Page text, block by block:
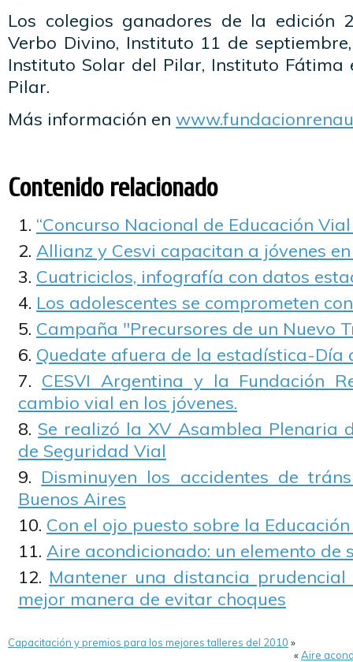
Los colegios ganadores de la edición
Verbo Divino, Instituto 11 de
Instituto Solar del Pilar, Instituto Fátima
Pilar.
Más información en
Contenido relacionado
“Concurso Nacional de Educación
Allianz y Cesvi capacitan a jóvenes
Cuatriciclos, infografía con datos
Los adolescentes se comprometen
Campaña "Precursores de un Nuevo
Quedate afuera de la estadística-Día
CESVI Argentina y la Fundación
cambio vial en los jóvenes.
Se realizó la XV Asamblea Plenaria
de Seguridad Vial
Disminuyen los accidentes de
Buenos Aires
Con el ojo puesto sobre la
Aire acondicionado: un elemento de
Mantener una distancia
mejor manera de evitar choques
Capacitación y premios para los mejores talleres del 2010 »
«Aire